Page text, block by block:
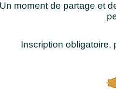
Un moment de partage et
Inscription obligatoire,